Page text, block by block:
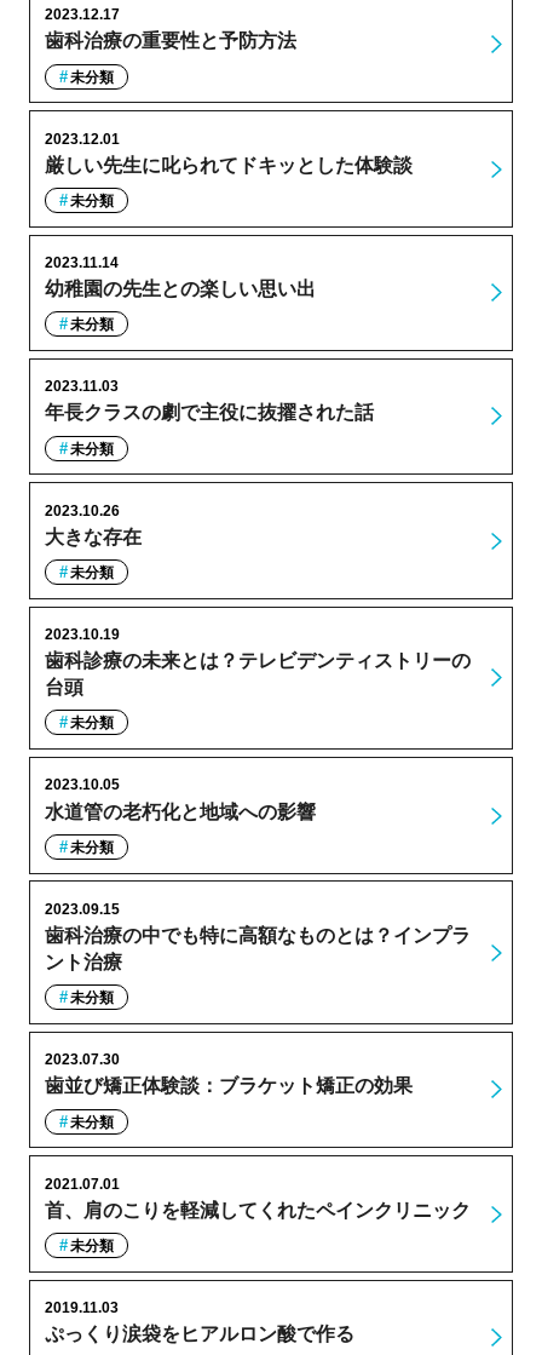
歯科治療の重要性と予防方法
2023.12.17
未分類
厳しい先生に叱られてドキッとした体験談
2023.12.01
未分類
幼稚園の先生との楽しい思い出
2023.11.14
未分類
年長クラスの劇で主役に抜擢された話
2023.11.03
未分類
大きな存在
2023.10.26
未分類
歯科診療の未来とは？テレビデンティストリーの
台頭
2023.10.19
未分類
水道管の老朽化と地域への影響
2023.10.05
未分類
歯科治療の中でも特に高額なものとは？インプラ
ント治療
2023.09.15
未分類
歯並び矯正体験談：ブラケット矯正の効果
2023.07.30
未分類
首、肩のこりを軽減してくれたペインクリニック
2021.07.01
未分類
ぷっくり涙袋をヒアルロン酸で作る
2019.11.03